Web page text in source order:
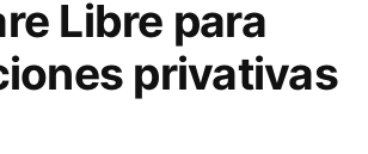
Libre para
privativas